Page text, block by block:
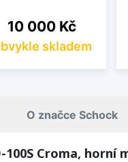
Cena
10 000 Kč
skladem
O značce Schock
100S Croma, horní